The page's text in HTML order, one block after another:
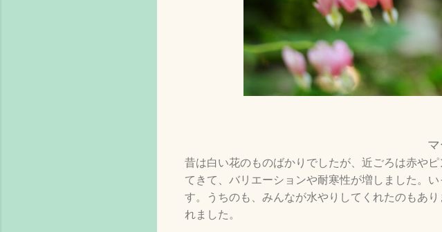
昔は白い花のものばかりでしたが、近ごろは赤や
てきて、バリエーションや耐寒性が増しました。
す。うちのも、みんなが水やりしてくれたのもあ
れました。